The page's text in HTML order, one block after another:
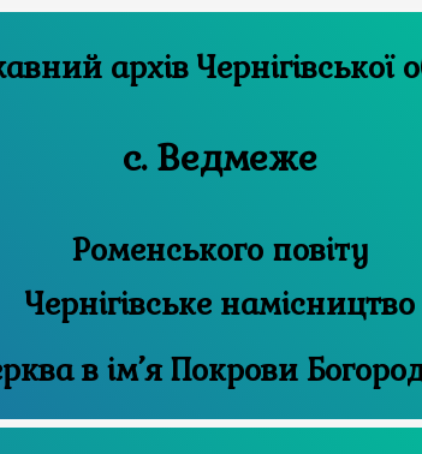
Державний архів
с. Ведмеже
Роменського повіту
Чернігівське намісництво
в ім’я Покрови